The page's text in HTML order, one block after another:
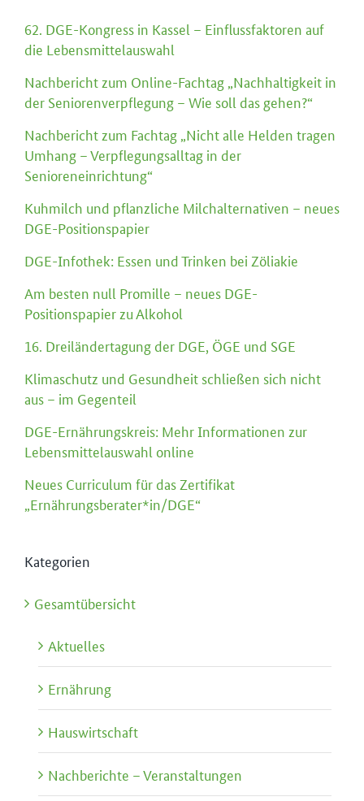
62. DGE-Kongress in Kassel – Einflussfaktoren auf
die Lebensmittelauswahl
Nachbericht zum Online-Fachtag „Nachhaltigkeit in
der Seniorenverpflegung – Wie soll das gehen?“
Nachbericht zum Fachtag „Nicht alle Helden tragen
Umhang – Verpflegungsalltag in der
Senioreneinrichtung“
Kuhmilch und pflanzliche Milchalternativen – neues
DGE-Positionspapier
DGE-Infothek: Essen und Trinken bei Zöliakie
Am besten null Promille – neues DGE-
Positionspapier zu Alkohol
16. Dreiländertagung der DGE, ÖGE und SGE
Klimaschutz und Gesundheit schließen sich nicht
aus – im Gegenteil
DGE-Ernährungskreis: Mehr Informationen zur
Lebensmittelauswahl online
Neues Curriculum für das Zertifikat
„Ernährungsberater*in/DGE“
Kategorien
Gesamtübersicht
Aktuelles
Ernährung
Hauswirtschaft
Nachberichte – Veranstaltungen